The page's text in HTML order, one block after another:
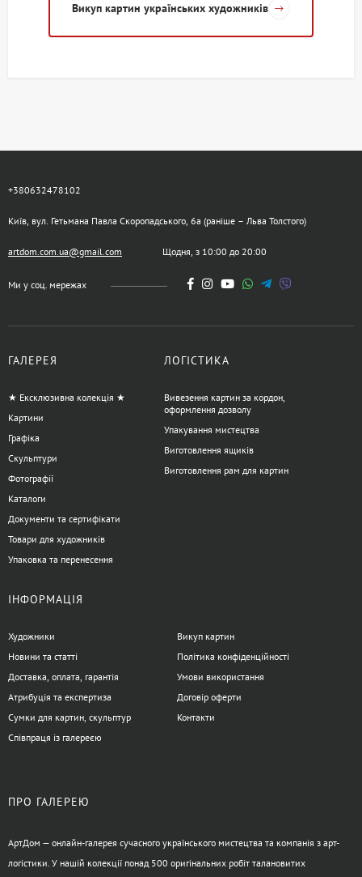
Викуп картин українських художників
+380632478102
Київ, вул. Гетьмана Павла Скоропадського, 6а (раніше – Льва Толстого)
artdom.com.ua@gmail.com Щодня, з 10:00 до 20:00
Ми у соц. мережах
ГАЛЕРЕЯ
★ Ексклюзивна колекція ★
Картини
Графіка
Скульптури
Фотографії
Каталоги
Документи та сертифікати
Товари для художників
Упаковка та перенесення
ЛОГІСТИКА
Вивезення картин за кордон,
оформлення дозволу
Упакування мистецтва
Виготовлення ящиків
Виготовлення рам для картин
ІНФОРМАЦІЯ
Художники
Новини та статті
Доставка, оплата, гарантія
Атрибуція та експертиза
Сумки для картин, скульптур
Співпраця із галереєю
Викуп картин
Політика конфіденційності
Умови використання
Договір оферти
Контакти
ПРО ГАЛЕРЕЮ
АртДом — онлайн-галерея сучасного українського мистецтва та компанія з арт-
логістики. У нашій колекції понад 500 оригінальних робіт талановитих